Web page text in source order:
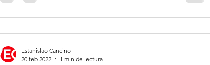
Estanislao Cancino
20 feb 2022
1 min de lectura